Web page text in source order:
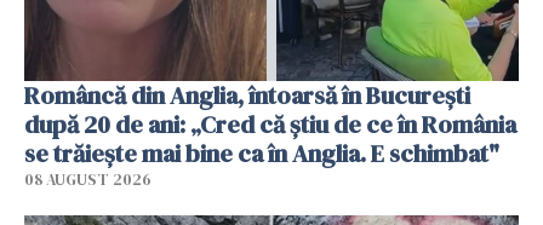
Româncă din Anglia, întoarsă în București
după 20 de ani: „Cred că știu de ce în România
se trăiește mai bine ca în Anglia. E schimbat"
08 AUGUST 2026